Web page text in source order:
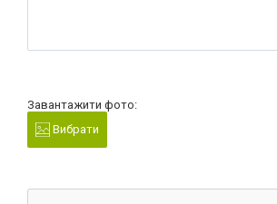
Завантажити фото:
Вибрати